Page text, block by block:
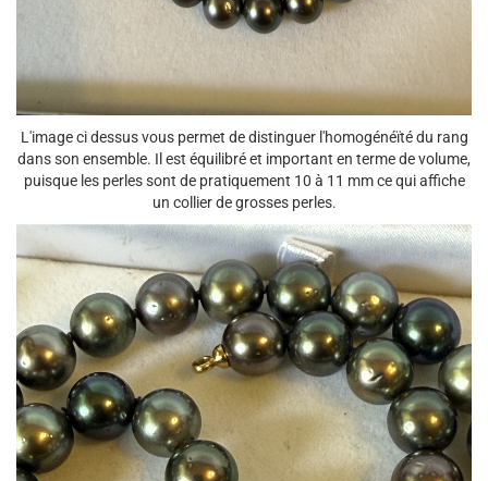
L'image ci dessus vous permet de distinguer l'homogénéïté du rang
dans son ensemble. Il est équilibré et important en terme de volume,
puisque les perles sont de pratiquement 10 à 11 mm ce qui affiche
un collier de grosses perles.